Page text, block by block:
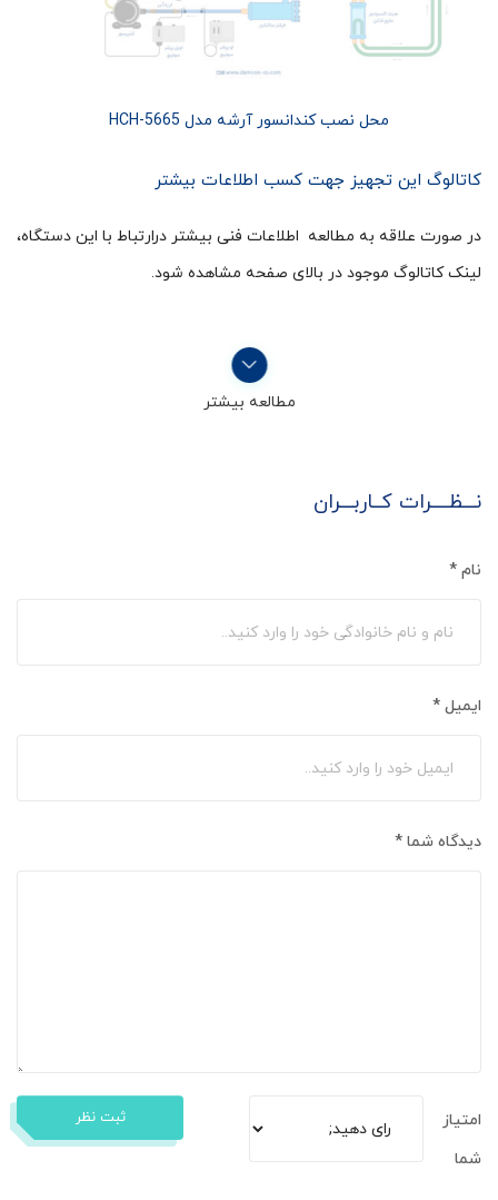
محل نصب کندانسور آرشه مدل HCH-5665
کاتالوگ این تجهیز جهت کسب اطلاعات بیشتر
در صورت علاقه به مطالعه اطلاعات فنی بیشتر درارتباط با این دستگاه،
لینک کاتالوگ موجود در بالای صفحه مشاهده شود.
مطالعه بیشتر
نـــظــــرات کــاربـــران
نام *
ایمیل *
دیدگاه شما *
امتیاز
شما
ثبت نظر